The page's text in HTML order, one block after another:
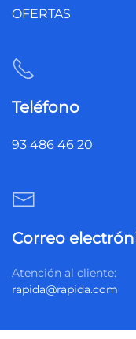
OFERTAS
Teléfono
93 486 46 20
Correo
Atención al cliente:
rapida@rapida.com